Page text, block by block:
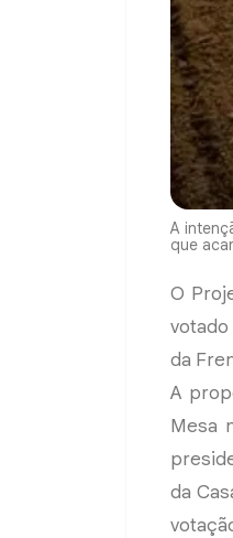
A
que
O
da
A
Mesa
da